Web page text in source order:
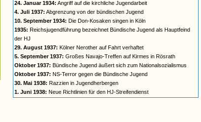
24. Januar 1934: Angriff auf die kirchliche Jugendarbeit
4. Juli 1937: Abgrenzung von der bündischen Jugend
10. September 1934: Die Don-Kosaken singen in Köln
1935: Reichsjugendführung bezeichnet Bündische Jugend als Hauptfeind
der HJ
29. August 1937: Kölner Nerother auf Fahrt verhaftet
5. September 1937: Großes Navajo-Treffen auf Kirmes in Rösrath
Oktober 1937: Bündische Jugend äußert sich zum Nationalsozialismus
Oktober 1937: NS-Terror gegen die Bündische Jugend
30. Mai 1938: Razzien in Jugendherbergen
1. Juni 1938: Neue Richtlinien für den HJ-Streifendienst